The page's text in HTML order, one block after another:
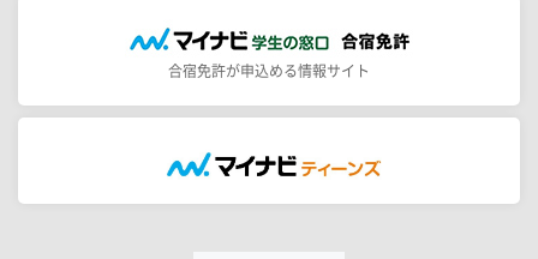
合宿免許が申込める情報サイト